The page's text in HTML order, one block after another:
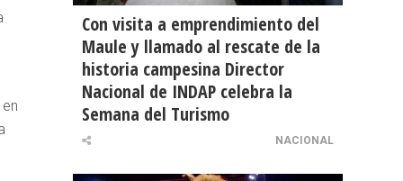
Con visita a emprendimiento del
Maule y llamado al rescate de la
historia campesina Director
Nacional de INDAP celebra la
Semana del Turismo
NACIONAL